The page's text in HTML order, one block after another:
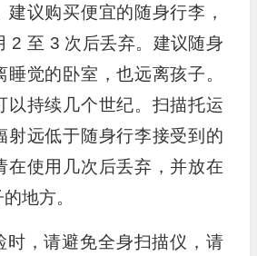
建议购买便宜的随身行李，
2 至 3 次后丢弃。建议随身
觉的卧室，也远离孩子。
以持续几个世纪。扫描托运
射远低于随身行李接受到的
在使用几次后丢弃，并放在
地方。
时，请避免全身扫描仪，请